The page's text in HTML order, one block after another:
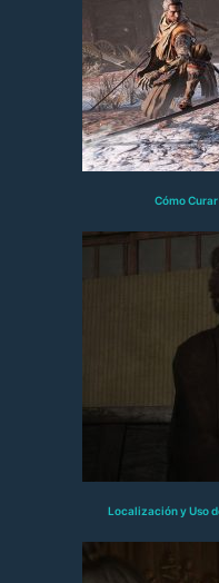
Cómo
Localización y Uso